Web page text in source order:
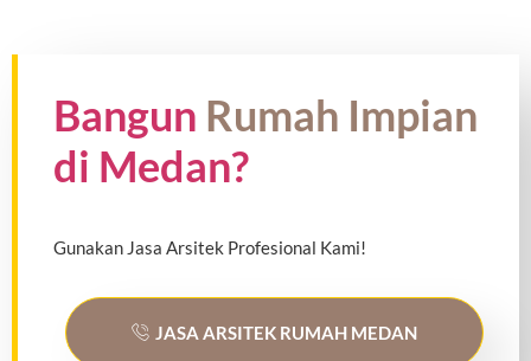
Bangun Rumah Impian
di Medan?
Gunakan Jasa Arsitek Profesional Kami!
JASA ARSITEK RUMAH MEDAN